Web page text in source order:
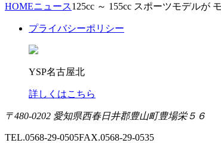
HOMEニュース125cc ～ 155cc スポーツモデルが
プライバシーポリシー
YSP名古屋北
詳しくはこちら
〒480-0202 愛知県西春日井郡豊山町豊場栄５６
TEL.0568-29-0505FAX.0568-29-0535